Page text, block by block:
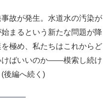
故が発生。水道水の汚染が
まるという新たな問題が降
極め、私たちはこれからど
けばいいのか——模索し続け
後編へ続く)